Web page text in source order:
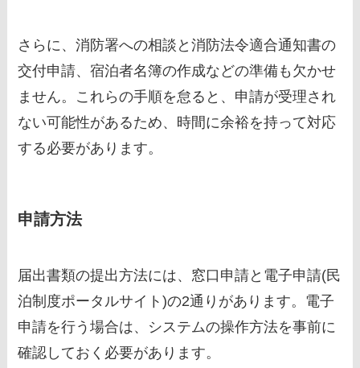
さらに、消防署への相談と消防法令適合通知書の
交付申請、宿泊者名簿の作成などの準備も欠かせ
ません。これらの手順を怠ると、申請が受理され
ない可能性があるため、時間に余裕を持って対応
する必要があります。
申請方法
届出書類の提出方法には、窓口申請と電子申請(民
泊制度ポータルサイト)の2通りがあります。電子
申請を行う場合は、システムの操作方法を事前に
確認しておく必要があります。